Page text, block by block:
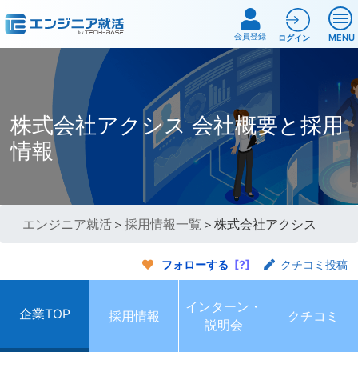
MENU
会員登録 ログイン
株式会社アクシス 会社概要と採用
情報
エンジニア就活 ＞採用情報一覧 ＞株式会社アクシス
フォローする [?] クチコミ投稿
企業TOP 採用情報
インターン・
説明会
クチコミ